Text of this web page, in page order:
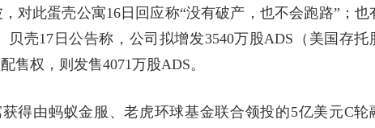
对此蛋壳公寓16日回应称“没有破产，也不会跑路”；也
壳17日公告称，公司拟增发3540万股ADS（美国存托
售权，则发售4071万股ADS。
得由蚂蚁金服、老虎环球基金联合领投的5亿美元C轮